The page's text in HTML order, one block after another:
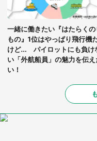
一緒に働きたい『はたらくの
もの』1位はやっぱり飛行機
けど... パイロットにも負け
い「外航船員」の魅力を伝え
い！